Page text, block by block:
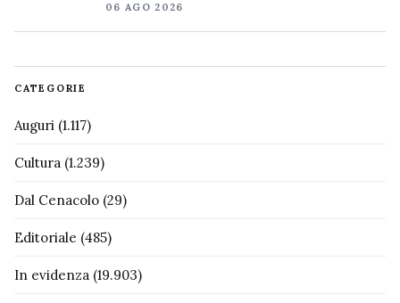
06 AGO 2026
CATEGORIE
Auguri (1.117)
Cultura (1.239)
Dal Cenacolo (29)
Editoriale (485)
In evidenza (19.903)